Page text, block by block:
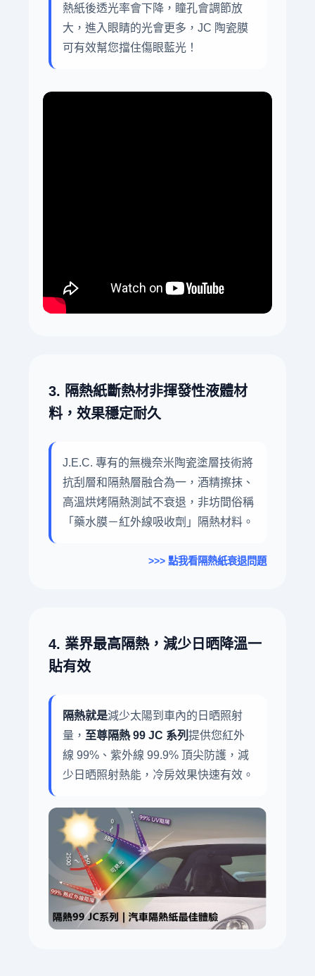
熱紙後透光率會下降，瞳孔會調節放
大，進入眼睛的光會更多，JC 陶瓷膜
可有效幫您擋住傷眼藍光！
3. 隔熱紙斷熱材非揮發性液體材
料，效果穩定耐久
J.E.C. 專有的無機奈米陶瓷塗層技術將
抗刮層和隔熱層融合為一，酒精擦抹、
高溫烘烤隔熱測試不衰退，非坊間俗稱
「藥水膜－紅外線吸收劑」隔熱材料。
>>> 點我看隔熱紙衰退問題
4. 業界最高隔熱，減少日晒降溫一
貼有效
隔熱就是減少太陽到車內的日晒照射
量， 至尊隔熱 99 JC 系列 提供您紅外
線 99%、紫外線 99.9% 頂尖防護，減
少日晒照射熱能，冷房效果快速有效。